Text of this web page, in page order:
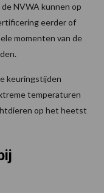
NVWA kunnen op
eerder of
momenten van de
keuringstijden
temperaturen
op het heetst